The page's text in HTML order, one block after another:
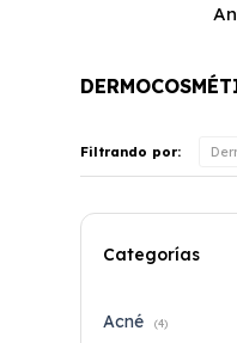
Filtrando por:
Categorías
Acné (4)